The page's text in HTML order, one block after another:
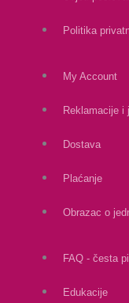
Politika
My Account
Reklamacije i
Dostava
Plaćanje
Obrazac o
FAQ - česta
Edukacije